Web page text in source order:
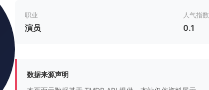
职业
演员
人气指数
0.1
数据来源声明